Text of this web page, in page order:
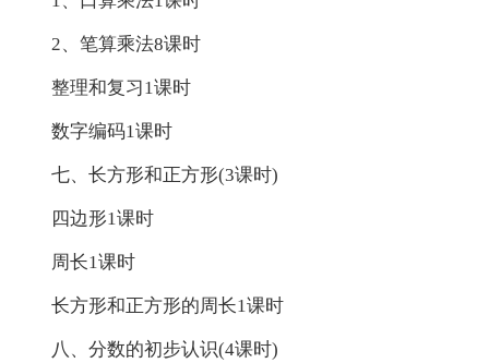
2、笔算乘法8课时
整理和复习1课时
数字编码1课时
七、长方形和正方形(3课时)
四边形1课时
周长1课时
长方形和正方形的周长1课时
八、分数的初步认识(4课时)